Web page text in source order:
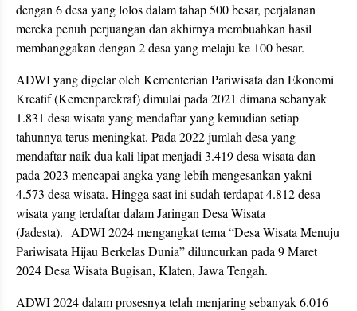
dengan 6 desa yang lolos dalam tahap 500 besar, perjalanan
mereka penuh perjuangan dan akhirnya membuahkan hasil
membanggakan dengan 2 desa yang melaju ke 100 besar.
ADWI yang digelar oleh Kementerian Pariwisata dan Ekonomi
Kreatif (Kemenparekraf) dimulai pada 2021 dimana sebanyak
1.831 desa wisata yang mendaftar yang kemudian setiap
tahunnya terus meningkat. Pada 2022 jumlah desa yang
mendaftar naik dua kali lipat menjadi 3.419 desa wisata dan
pada 2023 mencapai angka yang lebih mengesankan yakni
4.573 desa wisata. Hingga saat ini sudah terdapat 4.812 desa
wisata yang terdaftar dalam Jaringan Desa Wisata
(Jadesta). ADWI 2024 mengangkat tema “Desa Wisata Menuju
Pariwisata Hijau Berkelas Dunia” diluncurkan pada 9 Maret
2024 Desa Wisata Bugisan, Klaten, Jawa Tengah.
ADWI 2024 dalam prosesnya telah menjaring sebanyak 6.016